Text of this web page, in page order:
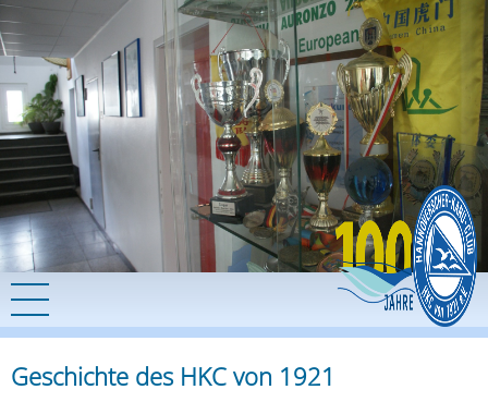
Geschichte des HKC von 1921